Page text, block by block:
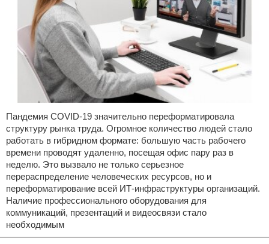
Пандемия COVID-19 значительно переформатировала
структуру рынка труда. Огромное количество людей стало
работать в гибридном формате: большую часть рабочего
времени проводят удаленно, посещая офис пару раз в
неделю. Это вызвало не только серьезное
перераспределение человеческих ресурсов, но и
переформатирование всей ИТ-инфраструктуры организаций.
Наличие профессионального оборудования для
коммуникаций, презентаций и видеосвязи стало
необходимым